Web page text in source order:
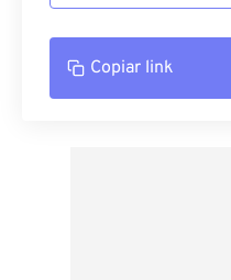
Copiar link